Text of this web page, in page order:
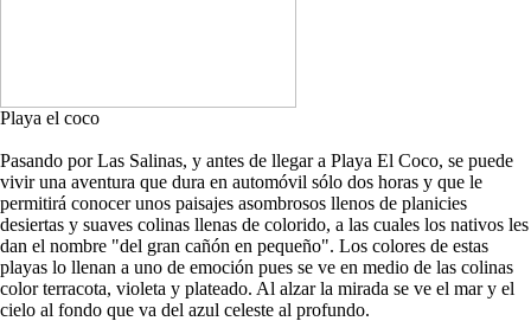
Playa el coco
Pasando por Las Salinas, y antes de llegar a Playa El Coco, se puede
vivir una aventura que dura en automóvil sólo dos horas y que le
permitirá conocer unos paisajes asombrosos llenos de planicies
desiertas y suaves colinas llenas de colorido, a las cuales los nativos les
dan el nombre "del gran cañón en pequeño". Los colores de estas
playas lo llenan a uno de emoción pues se ve en medio de las colinas
color terracota, violeta y plateado. Al alzar la mirada se ve el mar y el
cielo al fondo que va del azul celeste al profundo.